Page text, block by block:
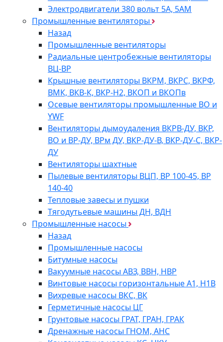
Электродвигатели 380 вольт 5А, 5АМ
Промышленные вентиляторы
Назад
Промышленные вентиляторы
Радиальные центробежные вентиляторы
ВЦ-ВР
Крышные вентиляторы ВКРМ, ВКРС, ВКРФ,
ВМК, ВКВ-К, ВКР-Н2, ВКОП и ВКОПв
Осевые вентиляторы промышленные ВО и
YWF
Вентиляторы дымоудаления ВКРВ-ДУ, ВКР,
ВО и ВР-ДУ, ВРм ДУ, ВКР-ДУ-В, ВКР-ДУ-С, ВКР-
ДУ
Вентиляторы шахтные
Пылевые вентиляторы ВЦП, ВР 100-45, ВР
140-40
Тепловые завесы и пушки
Тягодутьевые машины ДН, ВДН
Промышленные насосы
Назад
Промышленные насосы
Битумные насосы
Вакуумные насосы АВЗ, ВВН, НВР
Винтовые насосы горизонтальные А1, Н1В
Вихревые насосы ВКС, ВК
Герметичные насосы ЦГ
Грунтовые насосы ГРАТ, ГРАН, ГРАК
Дренажные насосы ГНОМ, АНС